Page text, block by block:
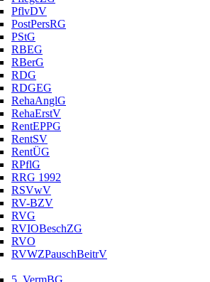
PflvDV
PostPersRG
PStG
RBEG
RBerG
RDG
RDGEG
RehaAnglG
RehaErstV
RentEPPG
RentSV
RentÜG
RPflG
RRG 1992
RSVwV
RV-BZV
RVG
RVIOBeschZG
RVO
RVWZPauschBeitrV
5. VermBG